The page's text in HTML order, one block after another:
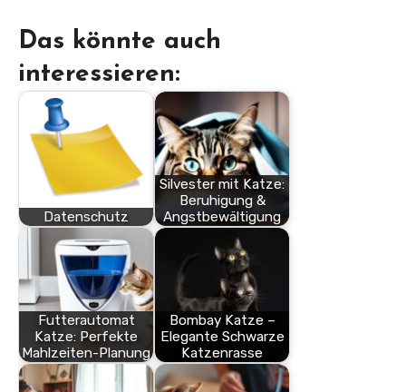
Das könnte auch
interessieren:
Datenschutz
Silvester mit Katze:
Beruhigung &
Angstbewältigung
Futterautomat
Katze: Perfekte
Mahlzeiten-Planung
Bombay Katze –
Elegante Schwarze
Katzenrasse